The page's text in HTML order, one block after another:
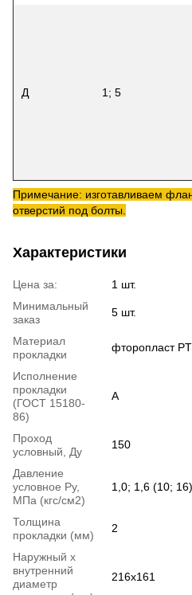
Д 1; 5
Примечание: изготавливаем
отверстий под болты.
Характеристики
Цена за:
1 шт.
Минимальный
заказ
5 шт.
Материал
прокладки
фторопласт
Исполнение
прокладки
(ГОСТ 15180-
86)
А
Проход
условный, Ду
150
Давление
условное Ру,
МПа (кгс/см2)
1,0; 1,6 (10; 16)
Толщина
прокладки (мм)
2
Наружный х
внутренний
диаметр
216х161